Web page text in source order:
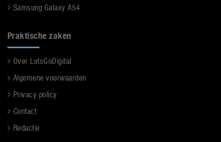
Samsung Galaxy A54
Praktische zaken
Over LetsGoDigital
Algemene voorwaarden
Privacy policy
Contact
Redactie